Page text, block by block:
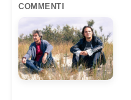
COMMENTI